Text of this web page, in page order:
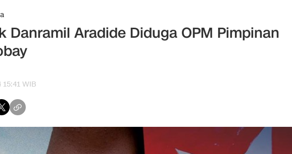
Danramil Aradide Diduga OPM Pimpinan
WIB